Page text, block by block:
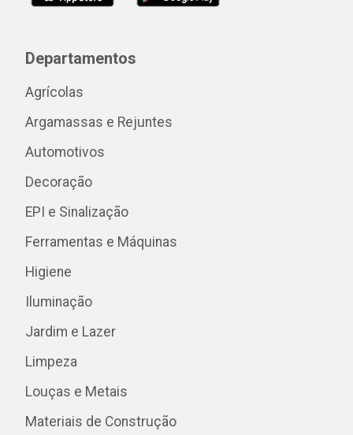
Departamentos
Agrícolas
Argamassas e Rejuntes
Automotivos
Decoração
EPI e Sinalização
Ferramentas e Máquinas
Higiene
Iluminação
Jardim e Lazer
Limpeza
Louças e Metais
Materiais de Construção